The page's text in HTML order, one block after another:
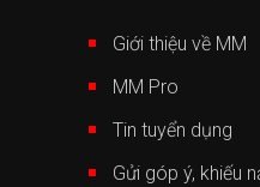
Giới thiệu về MM
MM Pro
Tin tuyển dụng
Gửi góp ý, khiếu